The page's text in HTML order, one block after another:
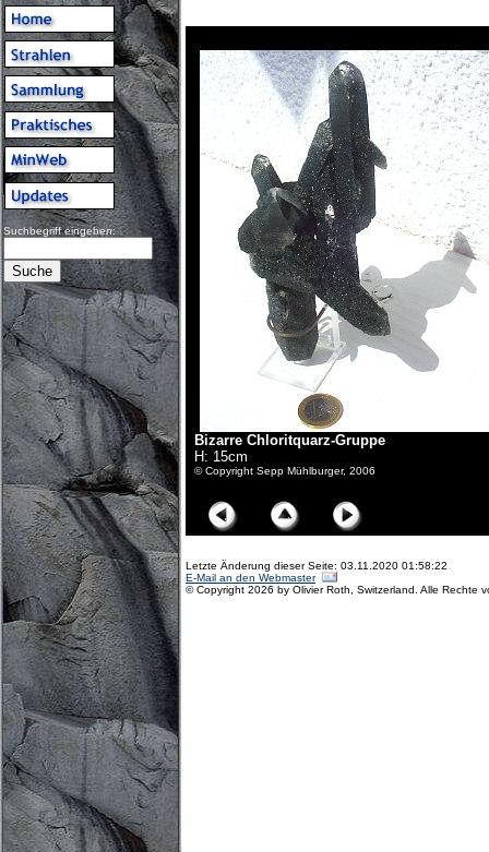
Suchbegriff eingeben:
Bizarre Chloritquarz-Gruppe
H: 15cm
© Copyright Sepp Mühlburger, 2006
Letzte Änderung dieser Seite: 03.11.2020 01:58:22
E-Mail an den Webmaster
© Copyright 2026 by Olivier Roth, Switzerland. Alle Rechte